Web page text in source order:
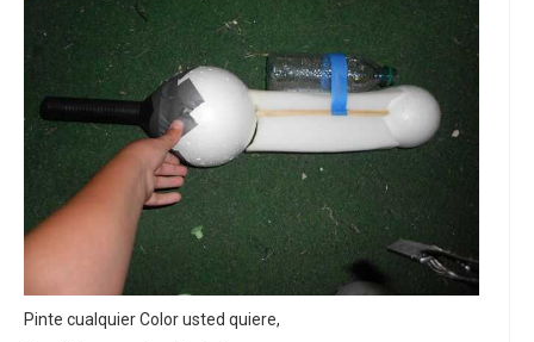
Pinte cualquier Color usted quiere,